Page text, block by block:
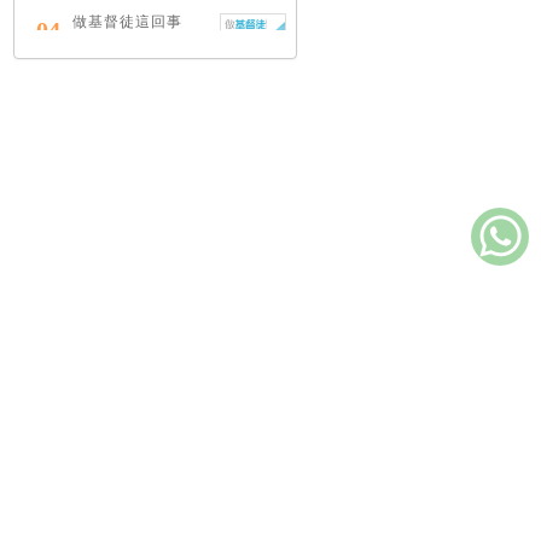
04
做基督徒這回事
蔡頌輝